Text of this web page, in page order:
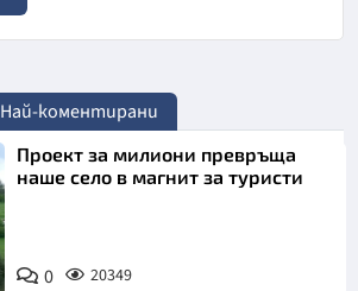
Най-коментирани
Проект за милиони превръща
наше село в магнит за туристи
0 20349